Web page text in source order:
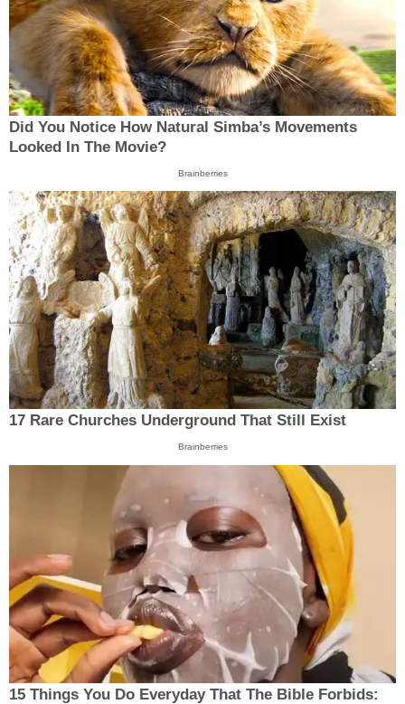
Did You Notice How Natural Simba’s Movements
Looked In The Movie?
Brainberries
17 Rare Churches Underground That Still Exist
Brainberries
15 Things You Do Everyday That The Bible Forbids: